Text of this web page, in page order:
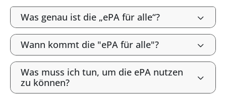
Was genau ist die „ePA für alle“?
Wann kommt die "ePA für alle"?
Was muss ich tun, um die ePA nutzen
zu können?